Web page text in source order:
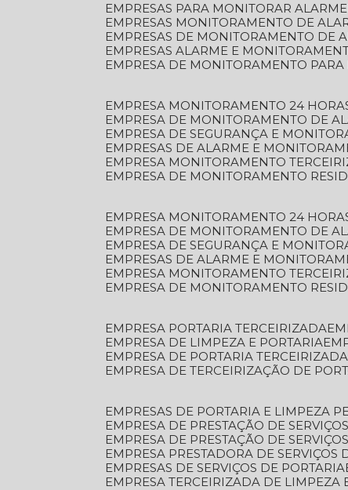
EMPRESAS PARA MONITORAR ALARME
EMPRESAS MONITORAMENTO DE
EMPRESAS DE MONITORAMENTO DE
EMPRESAS ALARME E
EMPRESA DE MONITORAMENTO
EMPRESA MONITORAMENTO 24
EMPRESA DE MONITORAMENTO DE
EMPRESA DE SEGURANÇA E
EMPRESAS DE ALARME E
EMPRESA MONITORAMENTO
EMPRESA DE MONITORAMENTO
EMPRESA MONITORAMENTO 24
EMPRESA DE MONITORAMENTO DE
EMPRESA DE SEGURANÇA E
EMPRESAS DE ALARME E
EMPRESA MONITORAMENTO
EMPRESA DE MONITORAMENTO
EMPRESA PORTARIA TERCEIRIZADA
EMPRESA DE LIMPEZA E PORTARIA
EMPRESA DE PORTARIA TERCEIRIZADA
EMPRESA DE TERCEIRIZAÇÃO DE
EMPRESAS DE PORTARIA E LIMPEZA
EMPRESA DE PRESTAÇÃO DE
EMPRESA DE PRESTAÇÃO DE
EMPRESA PRESTADORA DE SERVIÇOS
EMPRESAS DE SERVIÇOS DE PORTARIA
EMPRESA TERCEIRIZADA DE LIMPEZA